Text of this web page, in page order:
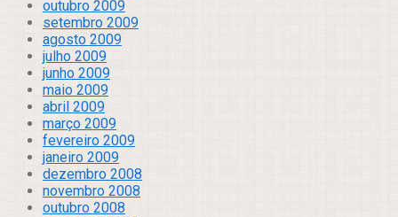
outubro 2009
setembro 2009
agosto 2009
julho 2009
junho 2009
maio 2009
abril 2009
março 2009
fevereiro 2009
janeiro 2009
dezembro 2008
novembro 2008
outubro 2008